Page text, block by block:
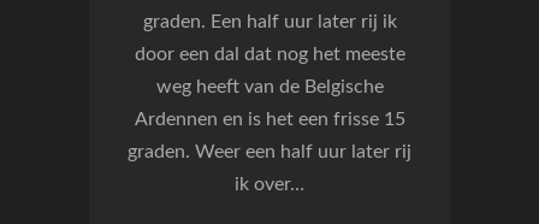
graden. Een half uur later rij ik
door een dal dat nog het meeste
weg heeft van de Belgische
Ardennen en is het een frisse 15
graden. Weer een half uur later rij
ik over…